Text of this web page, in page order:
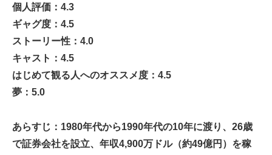
個人評価：4.3
ギャグ度：4.5
ストーリー性：4.0
キャスト：4.5
はじめて観る人へのオススメ度：4.5
夢：5.0
あらすじ：1980年代から1990年代の10年に渡り、26歳
で証券会社を設立、年収4,900万ドル（約49億円）を稼